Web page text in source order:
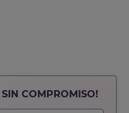
SIN COMPROMISO!